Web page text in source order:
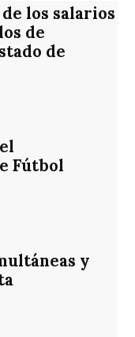
los salarios
de
de
Fútbol
y